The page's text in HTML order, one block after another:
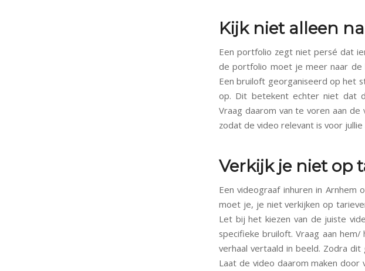
Kijk niet alleen
Een portfolio zegt niet persé dat
de portfolio moet je meer naar de
Een bruiloft georganiseerd op het
op. Dit betekent echter niet dat
Vraag daarom van te voren aan de
zodat de video relevant is voor jullie
Verkijk je niet op
Een videograaf inhuren in Arnhem
moet je, je niet verkijken op
Let bij het kiezen van de juiste
specifieke bruiloft. Vraag aan
verhaal vertaald in beeld. Zodra
Laat de video daarom maken door